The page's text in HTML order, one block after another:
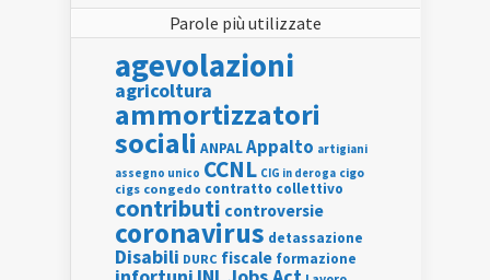
Parole più utilizzate
agevolazioni
agricoltura
ammortizzatori
sociali ANPALAppalto artigiani
assegno unico CCNL CIG in deroga cigo
cigs congedo contratto collettivo
contributi controversie
coronavirus detassazione
Disabili DURC fiscale formazione